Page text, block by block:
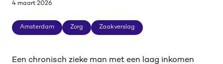
4 maart 2026
Amsterdam
Amsterdam
Zorg
Zorg
Zaakverslag
Zaakverslag
Een chronisch zieke man met een laag inkomen